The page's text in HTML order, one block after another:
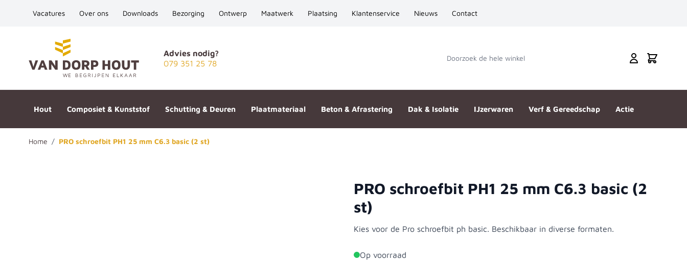
Vacatures Over ons Downloads Bezorging Ontwerp Maatwerk Plaatsing Klantenservice Nieuws Contact
Advies nodig?
079 351 25 78
Doorzoek de hele winkel Cart
Hout Composiet & Kunststof Schutting & Deuren Plaatmateriaal Beton & Afrastering Dak & Isolatie IJzerwaren Verf & Gereedschap Actie
Home / PRO schroefbit PH1 25 mm C6.3 basic (2 st)
PRO schroefbit PH1 25 mm C6.3 basic (2
st)
Kies voor de Pro schroefbit ph basic. Beschikbaar in diverse formaten.
Op voorraad